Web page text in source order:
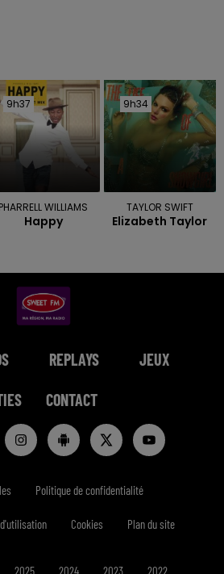
9h37
9h37
PHARRELL WILLIAMS
Happy
9h34
9h34
TAYLOR SWIFT
Elizabeth Taylor
REPLAYS JEUX
CONTACT
Politique de confidentialité
Cookies Plan du site
2025 2024 2023 2022